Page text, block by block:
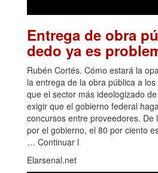
Entrega de obra
dedo ya es
Rubén Cortés. Cómo estará la
la entrega de la obra pública a
que el sector más ideologizado
exigir que el gobierno federal
concursos entre proveedores. De
por el gobierno, el 80 por ciento
… Continuar l
Elarsenal.net